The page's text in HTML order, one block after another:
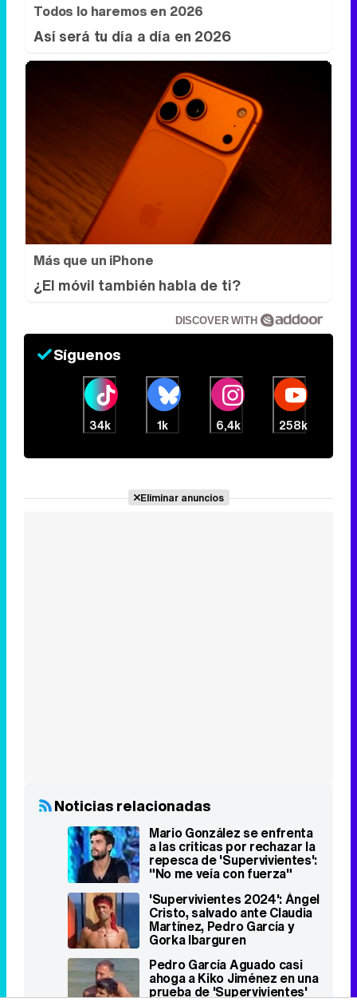
Todos lo haremos en 2026
Así será tu día a día en 2026
Más que un iPhone
¿El móvil también habla de ti?
DISCOVER WITH
Síguenos
34k 1k 6,4k 258k
Eliminar anuncios
Noticias relacionadas
Mario González se enfrenta
a las críticas por rechazar la
repesca de 'Supervivientes':
"No me veía con fuerza"
'Supervivientes 2024': Ángel
Cristo, salvado ante Claudia
Martínez, Pedro García y
Gorka Ibarguren
Pedro García Aguado casi
ahoga a Kiko Jiménez en una
prueba de 'Supervivientes'